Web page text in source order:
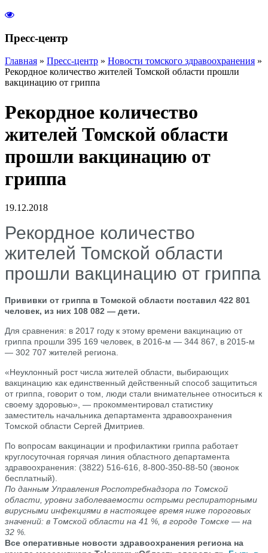
Пресс-центр
Главная » Пресс-центр » Новости томского здравоохранения »
Рекордное количество жителей Томской области прошли
вакцинацию от гриппа
Рекордное количество
жителей Томской области
прошли вакцинацию от
гриппа
19.12.2018
Рекордное количество
жителей Томской области
прошли вакцинацию от гриппа
Прививки от гриппа в Томской области поставил 422 801
человек, из них 108 082 — дети.
Для сравнения: в 2017 году к этому времени вакцинацию от
гриппа прошли 395 169 человек, в 2016-м — 344 867, в 2015-м
— 302 707 жителей региона.
«Неуклонный рост числа жителей области, выбирающих
вакцинацию как единственный действенный способ защититься
от гриппа, говорит о том, люди стали внимательнее относиться к
своему здоровью», — прокомментировал статистику
заместитель начальника департамента здравоохранения
Томской области Сергей Дмитриев.
По вопросам вакцинации и профилактики гриппа работает
круглосуточная горячая линия областного департамента
здравоохранения: (3822) 516-616, 8-800-350-88-50 (звонок
бесплатный).
По данным Управления Роспотребнадзора по Томской
области, уровни заболеваемости острыми респираторными
вирусными инфекциями в настоящее время ниже пороговых
значений: в Томской области на 41 %, в городе Томске — на
32 %.
Все оперативные новости здравоохранения региона на